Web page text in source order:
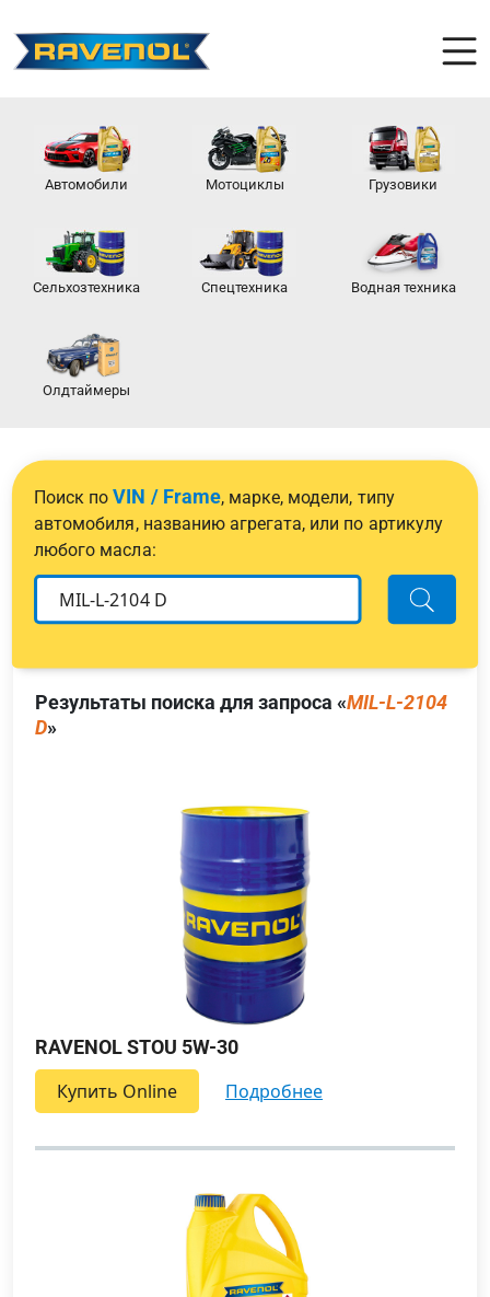
Автомобили Мотоциклы Грузовики
Сельхозтехника Спецтехника Водная техника
Олдтаймеры
Поиск поVIN / Frame, марке, модели, типу
автомобиля, названию агрегата, или по артикулу
любого масла:
Результаты поиска для запроса «MIL-L-2104
D»
RAVENOL STOU 5W-30
Купить Online подробнее